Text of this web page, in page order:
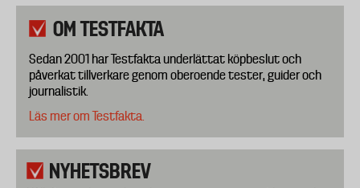
OM TESTFAKTA
Sedan 2001 har Testfakta underlättat köpbeslut och
påverkat tillverkare genom oberoende tester, guider och
journalistik.
Läs mer om Testfakta.
NYHETSBREV